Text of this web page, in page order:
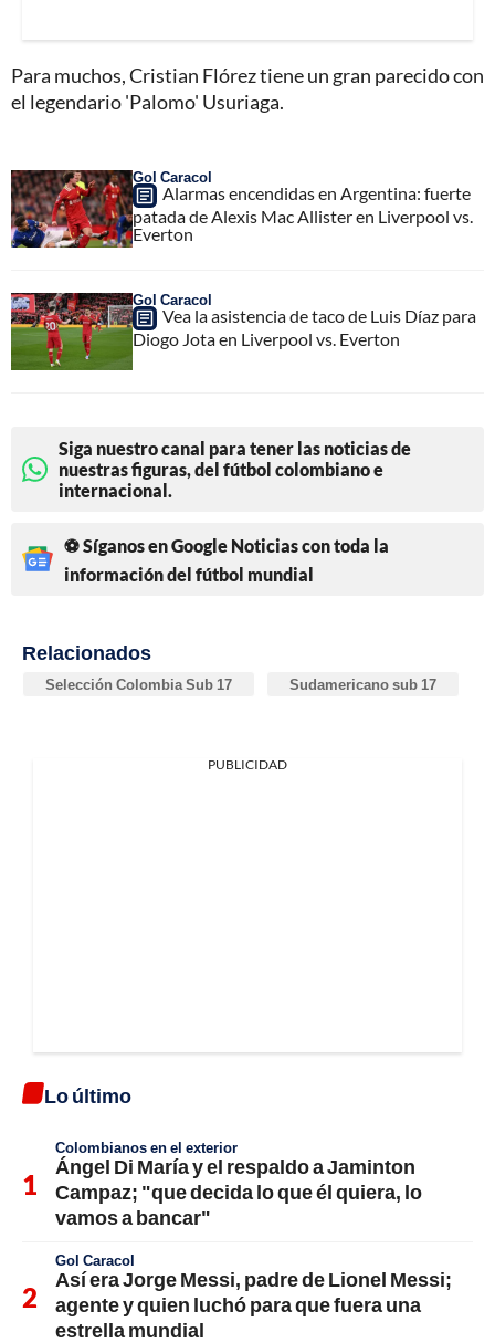
Para muchos, Cristian Flórez tiene un gran parecido con
el legendario 'Palomo' Usuriaga.
Gol Caracol
Alarmas encendidas en Argentina: fuerte
patada de Alexis Mac Allister en Liverpool vs.
Everton
Gol Caracol
Vea la asistencia de taco de Luis Díaz para
Diogo Jota en Liverpool vs. Everton
Siga nuestro canal para tener las noticias de
nuestras figuras, del fútbol colombiano e
internacional.
⚽ Síganos en Google Noticias con toda la
información del fútbol mundial
Relacionados
Selección Colombia Sub 17 Sudamericano sub 17
PUBLICIDAD
Lo último
Colombianos en el exterior
Ángel Di María y el respaldo a Jaminton
Campaz; "que decida lo que él quiera, lo
vamos a bancar"
Gol Caracol
Así era Jorge Messi, padre de Lionel Messi;
agente y quien luchó para que fuera una
estrella mundial